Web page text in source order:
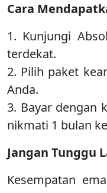
Cara
1. Kunjungi
terdekat.
2. Pilih paket
Anda.
3. Bayar dengan
nikmati 1 bulan
Jangan Tunggu
Kesempatan